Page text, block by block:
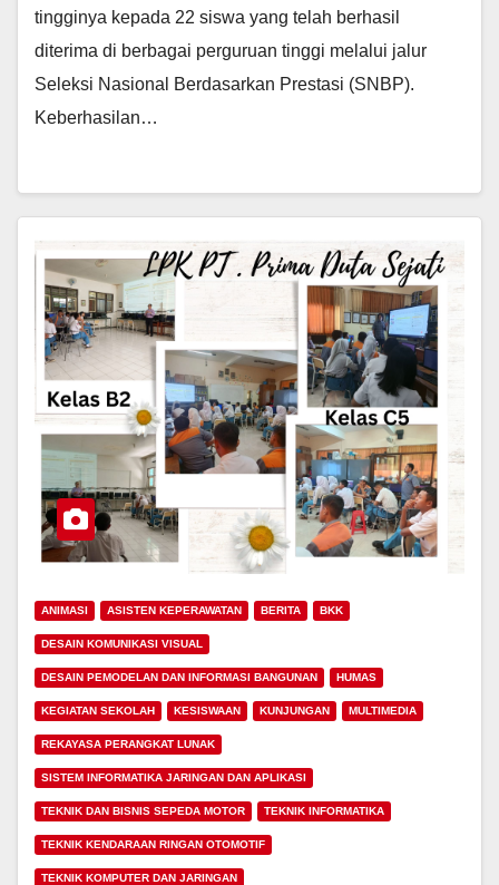
tingginya kepada 22 siswa yang telah berhasil
diterima di berbagai perguruan tinggi melalui jalur
Seleksi Nasional Berdasarkan Prestasi (SNBP).
Keberhasilan…
ANIMASI ASISTEN KEPERAWATAN BERITA BKK
DESAIN KOMUNIKASI VISUAL
DESAIN PEMODELAN DAN INFORMASI BANGUNAN HUMAS
KEGIATAN SEKOLAH KESISWAAN KUNJUNGAN MULTIMEDIA
REKAYASA PERANGKAT LUNAK
SISTEM INFORMATIKA JARINGAN DAN APLIKASI
TEKNIK DAN BISNIS SEPEDA MOTOR TEKNIK INFORMATIKA
TEKNIK KENDARAAN RINGAN OTOMOTIF
TEKNIK KOMPUTER DAN JARINGAN